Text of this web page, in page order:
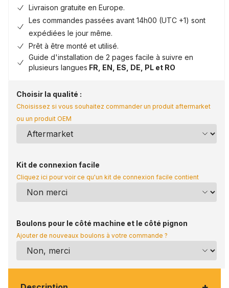
Livraison gratuite en Europe.
Les commandes passées avant 14h00 (UTC +1) sont
expédiées le jour même.
Prêt à être monté et utilisé.
Guide d'installation de 2 pages facile à suivre en
plusieurs langues FR, EN, ES, DE, PL et RO
Choisir la qualité :
Choisissez si vous souhaitez commander un produit aftermarket
ou un produit OEM
Kit de connexion facile
Cliquez ici pour voir ce qu'un kit de connexion facile contient
Boulons pour le côté machine et le côté pignon
Ajouter de nouveaux boulons à votre commande ?